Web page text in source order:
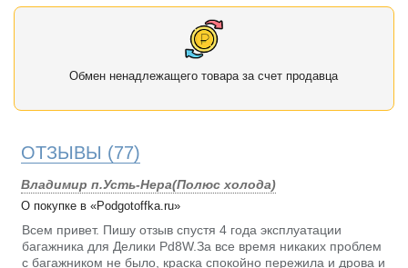
Обмен ненадлежащего товара за счет продавца
ОТЗЫВЫ (77)
Владимир п.Усть-Нера(Полюс холода)
О покупке в «Podgotoffka.ru»
Всем привет. Пишу отзыв спустя 4 года эксплуатации
багажника для Делики Pd8W.За все время никаких проблем
с багажником не было, краска спокойно пережила и дрова и